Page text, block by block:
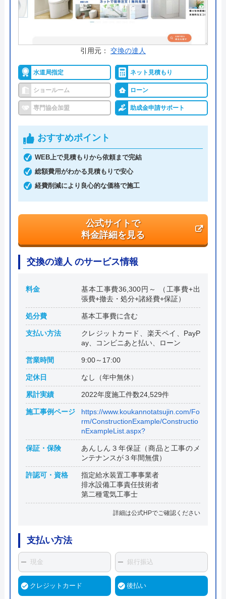
公式サイトで
料金詳細を見る
0120-5252-48
スペースアップ の基本情報
代表者 小西正行
ルゴビル5階
引用元： 交換の達人
水道局指定 ネット見積もり
ショールーム ローン
専門協会加盟 助成金申請サポート
おすすめポイント
WEB上で見積もりから依頼まで完結
総額費用がわかる見積もりで安心
経費削減により良心的な価格で施工
公式サイトで
料金詳細を見る
交換の達人 のサービス情報
料金
基本工事費36,300円～ （工事費+出
張費+撤去・処分+諸経費+保証）
処分費 基本工事費に含む
支払い方法
クレジットカード、楽天ペイ、PayP
ay、コンビニあと払い、ローン
営業時間 9:00～17:00
定休日 なし（年中無休）
累計実績 2022年度施工件数24,529件
施工事例ページ
https://www.koukannotatsujin.com/Fo
rm/ConstructionExample/Constructio
nExampleList.aspx?
保証・保険
あんしん３年保証（商品と工事のメ
ンテナンスが３年間無償）
許認可・資格
指定給水装置工事事業者
排水設備工事責任技術者
第二種電気工事士
詳細は公式HPでご確認ください
支払い方法
現金 銀行振込
クレジットカード 後払い